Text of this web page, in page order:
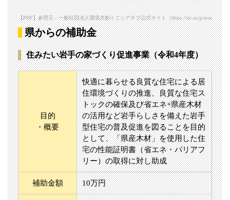
【PDF】参照元：一般社団法人環境共創イニシアチブ公式サイト（https://sii.or.jp/moe_zeh03/
県からの補助金
住みたい岩手の家づくり促進事業（令和4年度）
目的
・概要
快適に暮らせる良質な住宅による居
住環境づくりの推進、良質な住宅ス
トックの確保及び省エネ+県産木材
の活用など岩手らしさを備えた岩手
型住宅の普及促進を図ることを目的
として、「県産木材」を使用した住
宅の性能証明書（省エネ・バリアフ
リー）の取得に対し助成
補助金額 10万円